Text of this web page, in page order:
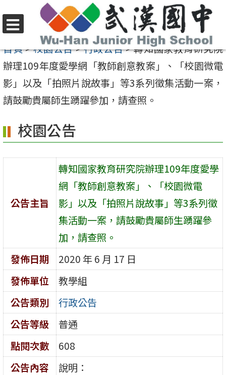
至
要
內
容
選
單
首頁>校園公告>行政公告>轉知國家教育研究院
辦理109年度愛學網「教師創意教案」、「校園微電
影」以及「拍照片說故事」等3系列徵集活動一案，
請鼓勵貴屬師生踴躍參加，請查照。
校園公告
公告主旨
轉知國家教育研究院辦理109年度愛學
網「教師創意教案」、「校園微電
影」以及「拍照片說故事」等3系列徵
集活動一案，請鼓勵貴屬師生踴躍參
加，請查照。
發佈日期
2020 年 6 月 17 日
發佈單位
教學組
公告類別
行政公告
公告等級
普通
點閱次數
608
公告內容
說明：